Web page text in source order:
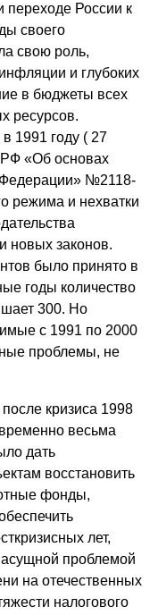
переходе России к
своего
свою роль,
и глубоких
в бюджеты всех
ресурсов.
1991 году ( 27
РФ «Об основах
Федерации» №2118-
режима и нехватки
новых законов.
было принято в
годы количество
300. Но
с 1991 по 2000
проблемы, не
кризиса 1998
весьма
дать
восстановить
фонды,
лет,
проблемой
на отечественных
налогового